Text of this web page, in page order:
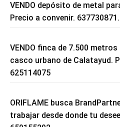
VENDO depósito de metal
Precio a convenir. 637730871.
VENDO finca de 7.500
casco urbano de Calatayud.
625114075
ORIFLAME busca
trabajar desde donde tu